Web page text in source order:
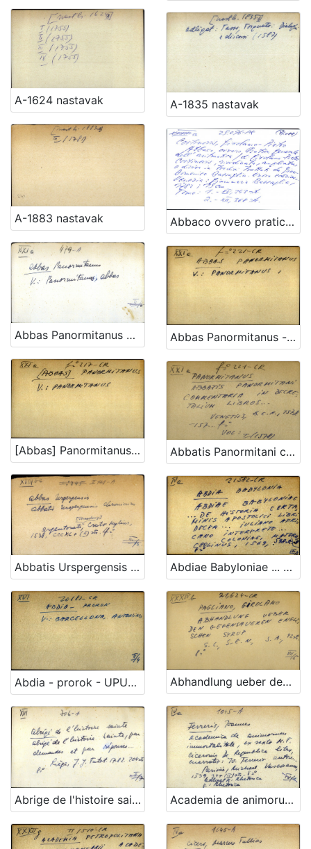
A-1624 nastavak A-1835 nastavak
A-1883 nastavak Abbaco ovvero pratica generale dell'aritmetica di Girolamo-Pietro Cortinovis riordinata, ampliata, e divisa in tredici trattati da Gian-Domenico Bassaglia
Abbas Panormitanus OPĆA UPUTNICA Abbas Panormitanus - uputnica
[Abbas] Panormitanus - uputnica Abbatis Panormitani commentaria in decretalium libros...
Abbatis Urspergensis chronicum Abdiae Babyloniae ... de historia certaminis apostolici libri decem ... Iuliano Africano interprete ...
Abdia - prorok - UPUTNICA Abhandlung ueber den gegensaueren englishen syrup
Abrige de l'histoire sainte, par demandes et par reponses Academia de animorum immortalitate, ex sexto M. T. Ciceronis De Republica libro, enarratio : Jo. Ferrerio autore ...